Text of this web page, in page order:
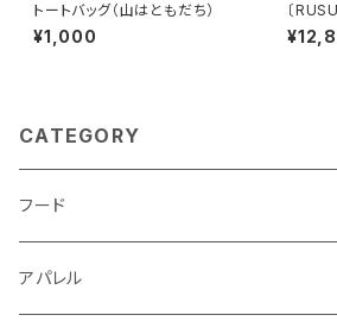
トートバッグ（山はともだち）
¥1,000
〔
ェット
CATEGORY
フード
アパレル